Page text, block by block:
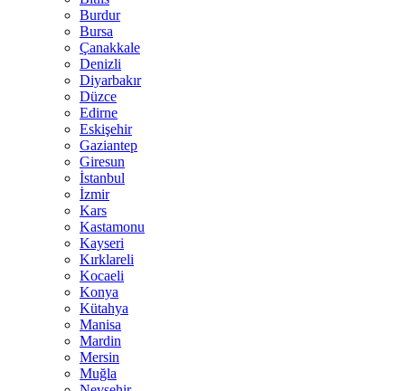
Burdur
Bursa
Çanakkale
Denizli
Diyarbakır
Düzce
Edirne
Eskişehir
Gaziantep
Giresun
İstanbul
İzmir
Kars
Kastamonu
Kayseri
Kırklareli
Kocaeli
Konya
Kütahya
Manisa
Mardin
Mersin
Muğla